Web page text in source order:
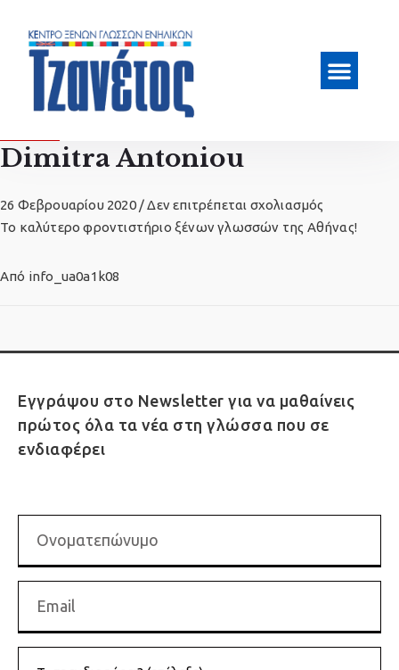
Dimitra Antoniou
26 Φεβρουαρίου 2020 / Δεν επιτρέπεται σχολιασμός
Το καλύτερο φροντιστήριο ξένων γλωσσών της Αθήνας!
Από info_ua0a1k08
Εγγράψου στο Newsletter για να μαθαίνεις
πρώτος όλα τα νέα στη γλώσσα που σε
ενδιαφέρει